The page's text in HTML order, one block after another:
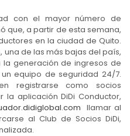
con el mayor número de
que, a partir de esta semana,
en la ciudad de Quito.
una de las más bajas del país,
generación de ingresos de
equipo de seguridad 24/7.
registrarse como socios
aplicación DiDi Conductor,
llamar al
al Club de Socios DiDi,